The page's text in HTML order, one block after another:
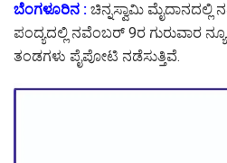
ಬೆಂಗಳೂರಿನ : ಚಿನ್ನಸ್ವಾಮಿ ಮೈದಾನದಲ್ಲಿ
ಪಂದ್ಯದಲ್ಲಿ ನವೆಂಬರ್‌ 9ರ ಗುರುವಾರ
ತಂಡಗಳು ಪೈಪೋಟಿ ನಡೆಸುತ್ತಿವೆ.